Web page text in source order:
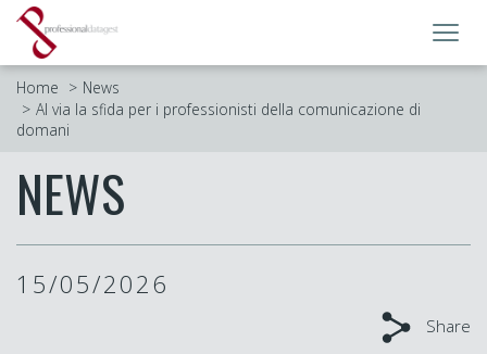
Home
News
Al via la sfida per i professionisti della comunicazione di
domani
NEWS
15/05/2026
Share